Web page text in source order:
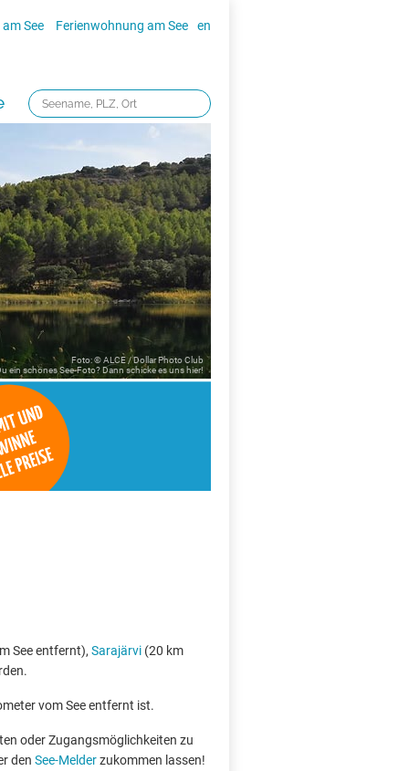
See Ferienwohnung am See en
Foto: © ALCE / Dollar Photo Club
ein schönes See-Foto? Dann schicke es uns hier!
See entfernt), Sarajärvi (20 km
vom See entfernt ist.
oder Zugangsmöglichkeiten zu
den See-Melderzukommen lassen!